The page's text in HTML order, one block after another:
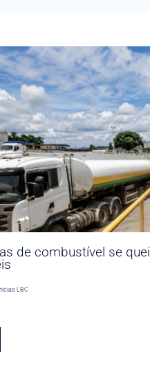
de combustível se
LBC